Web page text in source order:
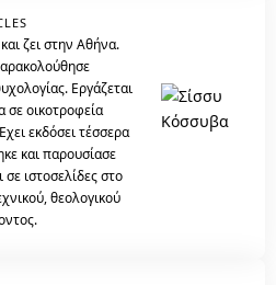
ζει στην Αθήνα.
Εργάζεται
σε οικοτροφεία
εκδόσει τέσσερα
και παρουσίασε
ιστοσελίδες στο
θεολογικού